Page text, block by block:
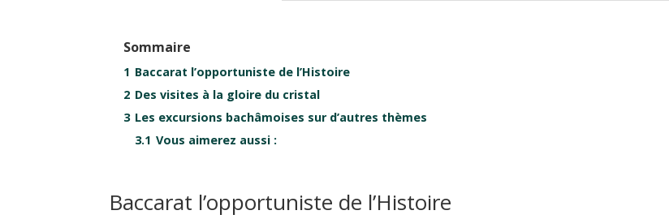
Sommaire
1 Baccarat l’opportuniste de l’Histoire
2 Des visites à la gloire du cristal
3 Les excursions bachâmoises sur d’autres thèmes
3.1 Vous aimerez aussi :
Baccarat l’opportuniste de l’Histoire